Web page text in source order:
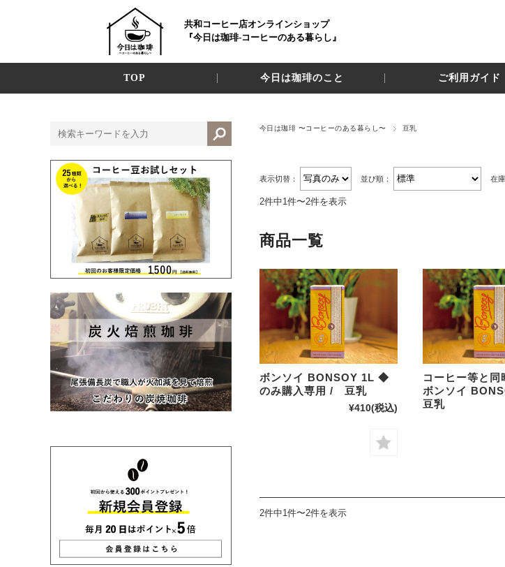
共和コーヒー店オンラインショップ
『今日は珈琲-コーヒーのある暮らし』
TOP 今日は珈琲のこと ご利用ガイド
今日は珈琲 〜コーヒーのある暮らし〜 豆乳
表示切替： 並び順： 在
2件中1件〜2件を表示
商品一覧
ボンソイ BONSOY 1L ◆
のみ購入専用 / 豆乳
¥410(税込)
コーヒー等と
ボンソイ
豆乳
2件中1件〜2件を表示